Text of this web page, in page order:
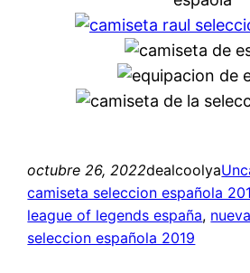
octubre 26, 2022dealcoolya
camiseta seleccion española
league of legends españa,
seleccion española 2019